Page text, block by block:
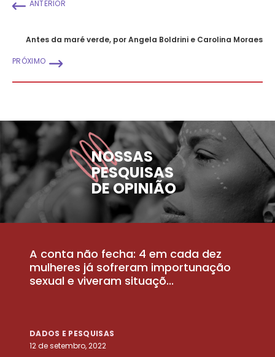
ANTERIOR
Antes da maré verde, por Angela Boldrini e Carolina Moraes
PRÓXIMO
NOSSAS
PESQUISAS
DE OPINIÃO
A conta não fecha: 4 em cada dez
mulheres já sofreram importunação
sexual e viveram situaçõ...
DADOS E PESQUISAS
12 de setembro, 2022